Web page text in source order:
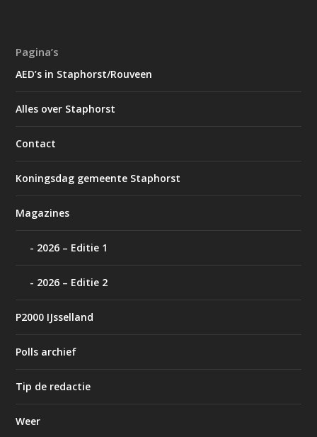
Pagina’s
AED’s in Staphorst/Rouveen
Alles over Staphorst
Contact
Koningsdag gemeente Staphorst
Magazines
2026 – Editie 1
2026 – Editie 2
P2000 IJsselland
Polls archief
Tip de redactie
Weer